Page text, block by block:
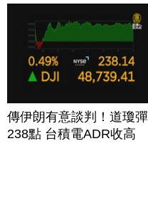
傳伊朗有意談判！道瓊彈
238點 台積電ADR收高